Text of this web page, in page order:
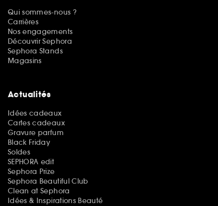
Qui sommes-nous ?
Carrières
Nos engagements
Découvrir Sephora
Sephora Stands
Magasins
Actualités
Idées cadeaux
Cartes cadeaux
Gravure parfum
Black Friday
Soldes
SEPHORA edit
Sephora Prize
Sephora Beautiful Club
Clean at Sephora
Idées & Inspirations Beauté